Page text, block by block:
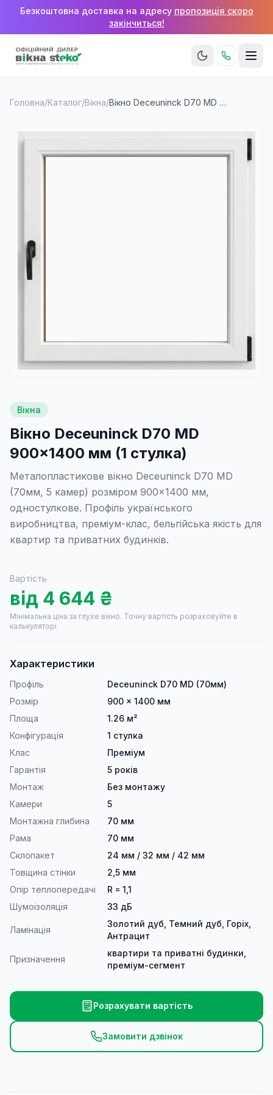
Безкоштовна доставка на адресу пропозиція скоро
закінчиться!
Головна/Каталог/Вікна/ Вікно Deceuninck D70 MD 900×1400 мм (1 стулка)
Вікна
Вікно Deceuninck D70 MD
900×1400 мм (1 стулка)
Металопластикове вікно Deceuninck D70 MD
(70мм, 5 камер) розміром 900×1400 мм,
одностулкове. Профіль українського
виробництва, преміум-клас, бельгійська якість для
квартир та приватних будинків.
Вартість
від 4 644 ₴
Мінімальна ціна за глухе вікно. Точну вартість розраховуйте в
калькуляторі
Характеристики
Профіль
Deceuninck D70 MD (70мм)
Розмір
900 × 1400 мм
Площа
1.26 м²
Конфігурація
1 стулка
Клас
Преміум
Гарантія
5 років
Монтаж
Без монтажу
Камери
5
Монтажна глибина
70 мм
Рама
70 мм
Склопакет
24 мм / 32 мм / 42 мм
Товщина стінки
2,5 мм
Опір теплопередачі
R = 1,1
Шумоізоляція
33 дБ
Ламінація
Золотий дуб, Темний дуб, Горіх,
Антрацит
Призначення
квартири та приватні будинки,
преміум-сегмент
Розрахувати вартість
Замовити дзвінок